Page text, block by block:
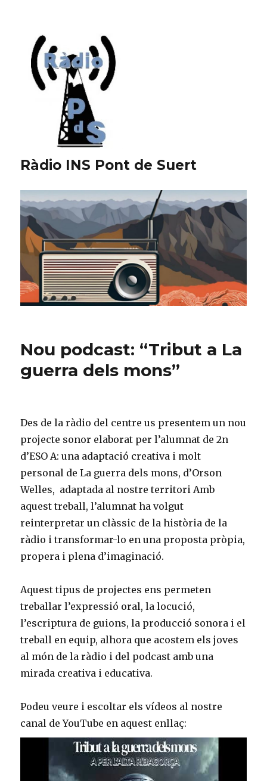
Ràdio INS Pont de Suert
Nou podcast: “Tribut a La
guerra dels mons”
Des de la ràdio del centre us presentem un nou
projecte sonor elaborat per l’alumnat de 2n
d’ESO A: una adaptació creativa i molt
personal de La guerra dels mons, d’Orson
Welles, adaptada al nostre territori Amb
aquest treball, l’alumnat ha volgut
reinterpretar un clàssic de la història de la
ràdio i transformar-lo en una proposta pròpia,
propera i plena d’imaginació.
Aquest tipus de projectes ens permeten
treballar l’expressió oral, la locució,
l’escriptura de guions, la producció sonora i el
treball en equip, alhora que acostem els joves
al món de la ràdio i del podcast amb una
mirada creativa i educativa.
Podeu veure i escoltar els vídeos al nostre
canal de YouTube en aquest enllaç: